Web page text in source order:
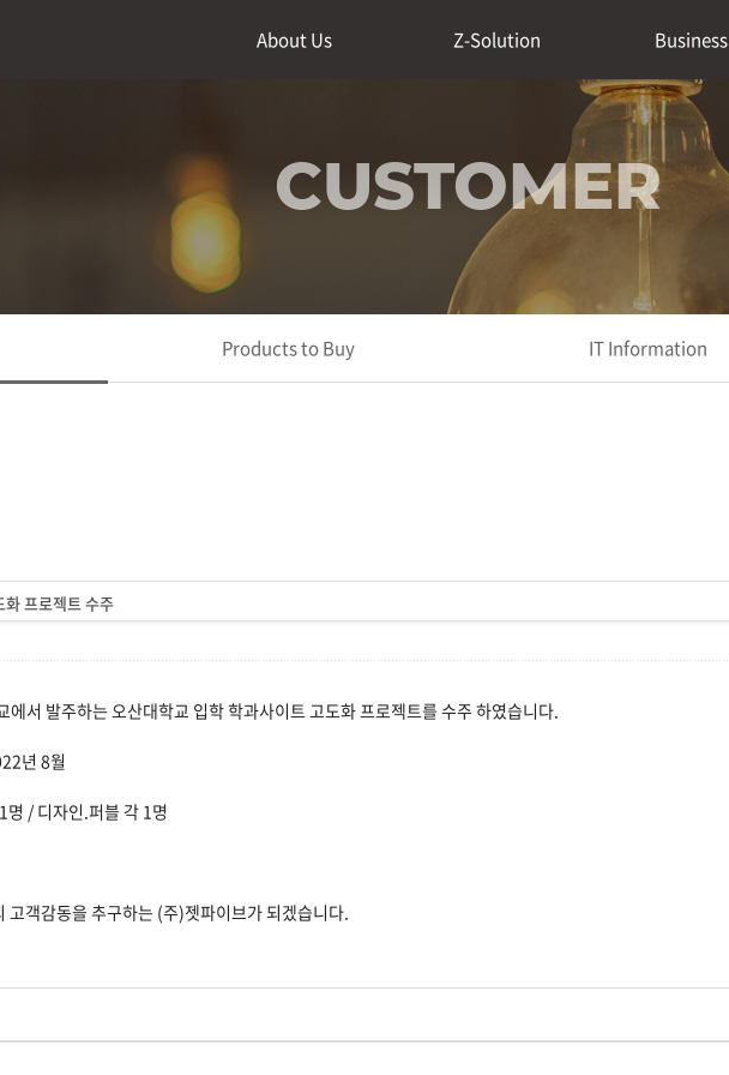
About Us Z-Solution Business
CUSTOMER
Products to Buy IT Information
프로젝트 수주
에서 발주하는 오산대학교 입학 학과사이트 고도화 프로젝트를 수주 하였습니다.
년 8월
/ 디자인.퍼블 각 1명
고객감동을 추구하는 (주)젯파이브가 되겠습니다.